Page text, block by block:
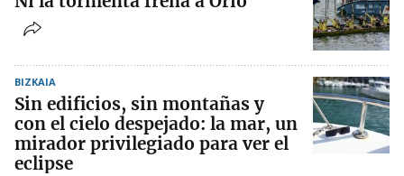
BIZKAIA
Sin edificios, sin montañas y
con el cielo despejado: la mar, un
mirador privilegiado para ver el
eclipse